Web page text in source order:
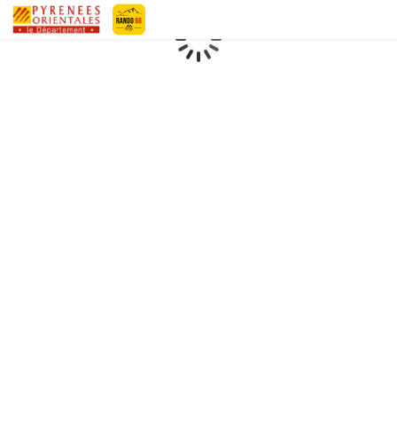
Pyrénées-Orientales Le Département
Chargement